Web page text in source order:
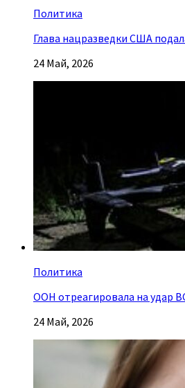
Политика
Глава нацразведки США
24 Май, 2026
Политика
ООН отреагировала на удар
24 Май, 2026